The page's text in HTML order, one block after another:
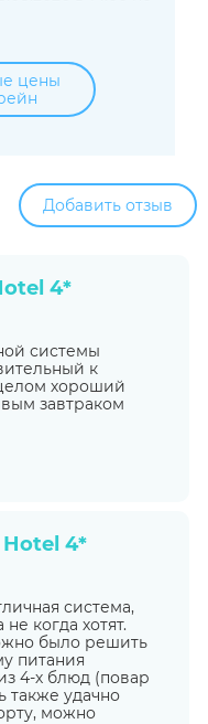
цены
Добавить отзыв
4*
системы
к
хороший
завтраком
4*
система,
когда хотят.
было решить
питания
4-х блюд (повар
также удачно
можно